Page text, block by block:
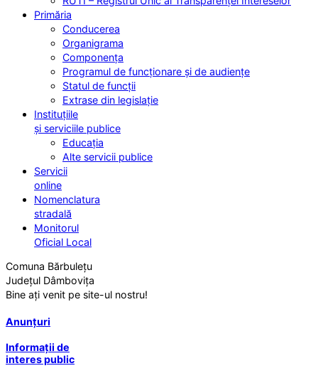
Primăria
Conducerea
Organigrama
Componența
Programul de funcționare și de audiențe
Statul de funcții
Extrase din legislație
Instituțiile
și serviciile publice
Educația
Alte servicii publice
Servicii
online
Nomenclatura
stradală
Monitorul
Oficial Local
Comuna Bărbulețu
Județul Dâmbovița
Bine ați venit pe site-ul nostru!
Anunțuri
Informații de
interes public